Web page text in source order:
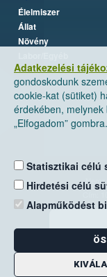
Adatkezelési
gondoskodunk
cookie-kat (sütiket)
érdekében,
„Elfogadom” gombra.
Statisztikai célú
Hirdetési célú
Alapműködést
Élelmiszer
Állat
Növény
E-